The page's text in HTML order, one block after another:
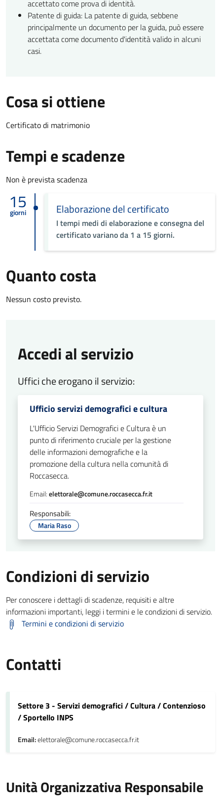
accettato come prova di identità.
Patente di guida: La patente di guida, sebbene
principalmente un documento per la guida, può essere
accettata come documento d'identità valido in alcuni
casi.
Cosa si ottiene
Certificato di matrimonio
Tempi e scadenze
Non è prevista scadenza
15
giorni Elaborazione del certificato
I tempi medi di elaborazione e consegna del
certificato variano da 1 a 15 giorni.
Quanto costa
Nessun costo previsto.
Accedi al servizio
Uffici che erogano il servizio:
Ufficio servizi demografici e cultura
L'Ufficio Servizi Demografici e Cultura è un
punto di riferimento cruciale per la gestione
delle informazioni demografiche e la
promozione della cultura nella comunità di
Roccasecca.
Email:elettorale@comune.roccasecca.fr.it
Responsabili:
Maria Raso
Condizioni di servizio
Per conoscere i dettagli di scadenze, requisiti e altre
informazioni importanti, leggi i termini e le condizioni di servizio.
Termini e condizioni di servizio
Contatti
Settore 3 - Servizi demografici / Cultura / Contenzioso
/ Sportello INPS
Email:elettorale@comune.roccasecca.fr.it
Unità Organizzativa Responsabile